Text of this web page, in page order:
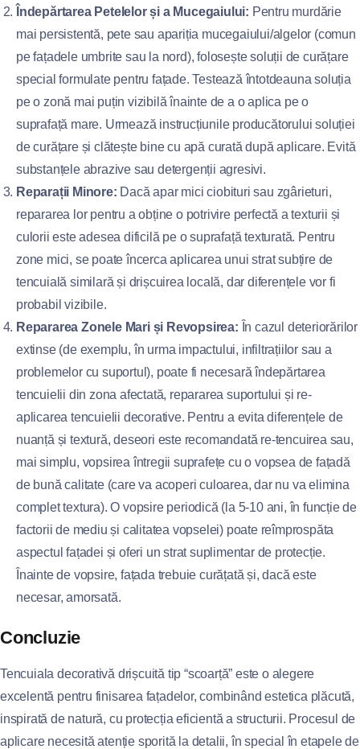
Îndepărtarea Petelelor și a Mucegaiului: Pentru murdărie
mai persistentă, pete sau apariția mucegaiului/algelor (comun
pe fațadele umbrite sau la nord), folosește soluții de curățare
special formulate pentru fațade. Testează întotdeauna soluția
pe o zonă mai puțin vizibilă înainte de a o aplica pe o
suprafață mare. Urmează instrucțiunile producătorului soluției
de curățare și clătește bine cu apă curată după aplicare. Evită
substanțele abrazive sau detergenții agresivi.
Reparații Minore: Dacă apar mici ciobituri sau zgârieturi,
repararea lor pentru a obține o potrivire perfectă a texturii și
culorii este adesea dificilă pe o suprafață texturată. Pentru
zone mici, se poate încerca aplicarea unui strat subțire de
tencuială similară și drișcuirea locală, dar diferențele vor fi
probabil vizibile.
Repararea Zonele Mari și Revopsirea: În cazul deteriorărilor
extinse (de exemplu, în urma impactului, infiltrațiilor sau a
problemelor cu suportul), poate fi necesară îndepărtarea
tencuielii din zona afectată, repararea suportului și re-
aplicarea tencuielii decorative. Pentru a evita diferențele de
nuanță și textură, deseori este recomandată re-tencuirea sau,
mai simplu, vopsirea întregii suprafețe cu o vopsea de fațadă
de bună calitate (care va acoperi culoarea, dar nu va elimina
complet textura). O vopsire periodică (la 5-10 ani, în funcție de
factorii de mediu și calitatea vopselei) poate reîmprospăta
aspectul fațadei și oferi un strat suplimentar de protecție.
Înainte de vopsire, fațada trebuie curățată și, dacă este
necesar, amorsată.
Concluzie
Tencuiala decorativă drișcuită tip “scoarță” este o alegere
excelentă pentru finisarea fațadelor, combinând estetica plăcută,
inspirată de natură, cu protecția eficientă a structurii. Procesul de
aplicare necesită atenție sporită la detalii, în special în etapele de